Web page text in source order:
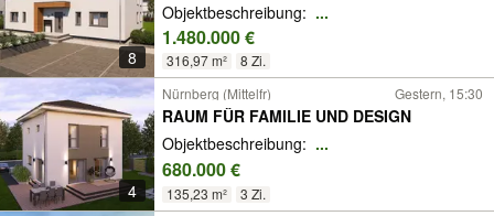
8
Objektbeschreibung: ...
1.480.000 €
316,97 m² 8 Zi.
4
Nürnberg (Mittelfr) Gestern, 15:30
RAUM FÜR FAMILIE UND DESIGN
Objektbeschreibung: ...
680.000 €
135,23 m² 3 Zi.